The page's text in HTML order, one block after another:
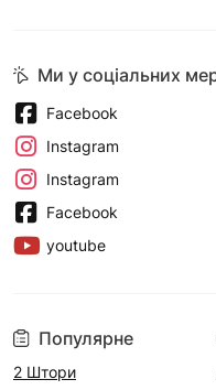
Популярне
2 Штори
Ми у соціальних
Facebook
Instagram
Instagram
Facebook
youtube